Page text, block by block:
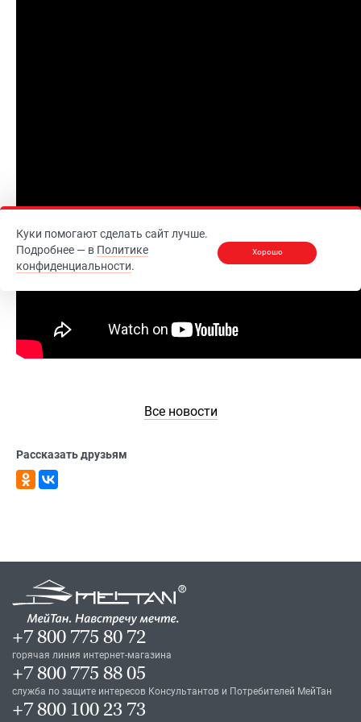
Все новости
Рассказать друзьям
+7 800 775 80 72
горячая линия интернет-магазина
+7 800 775 88 05
служба по защите интересов Консультантов и Потребителей МейТан
+7 800 100 23 73
Куки помогают сделать сайт лучше.
Подробнее — в Политике
конфиденциальности.
Хорошо